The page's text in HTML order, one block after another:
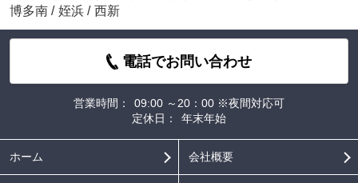
博多南 / 姪浜 / 西新
電話でお問い合わせ
営業時間：
09:00 ～20：00 ※夜間対応可
定休日：
年末年始
ホーム 会社概要